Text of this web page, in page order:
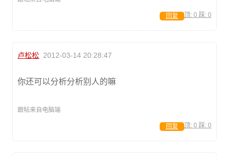
顶: 0 踩: 0
回复
卢松松 2012-03-14 20:28:47
你还可以分析分析别人的嘛
跟帖来自电脑端
顶: 0 踩: 0
回复